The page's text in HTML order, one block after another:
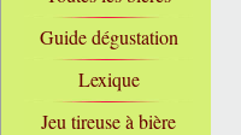
Guide dégustation
Lexique
Jeu tireuse à bière